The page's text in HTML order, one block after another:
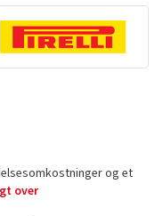
og et
over